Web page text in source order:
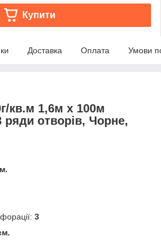
Купити
Доставка Оплата Умови
кв.м 1,6м х 100м
отворів, Чорне,
3